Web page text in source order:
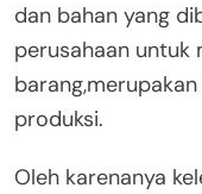
dan bahan yang
perusahaan untuk
produksi.
Oleh karenanya